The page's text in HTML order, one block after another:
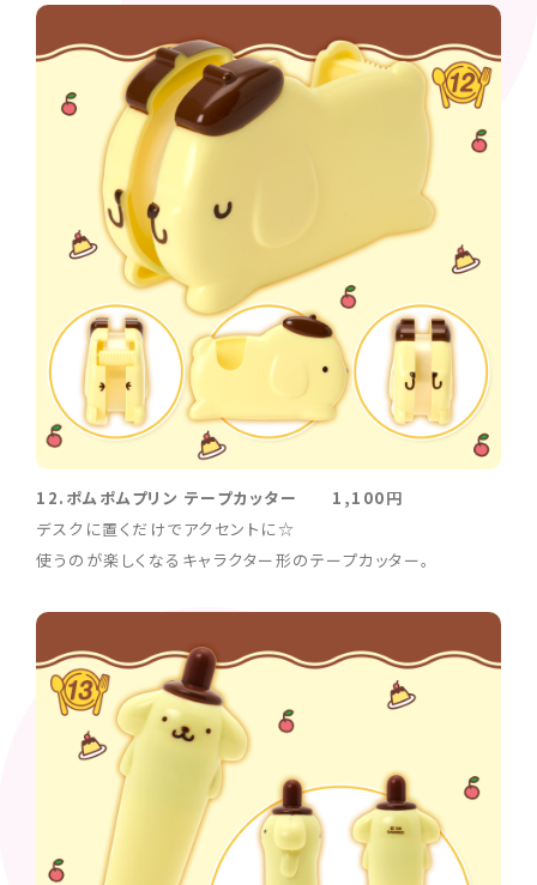
12.ポムポムプリン テープカッター 1,100円
デスクに置くだけでアクセントに☆
使うのが楽しくなるキャラクター形のテープカッター。